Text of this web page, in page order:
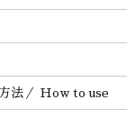
法／ How to use